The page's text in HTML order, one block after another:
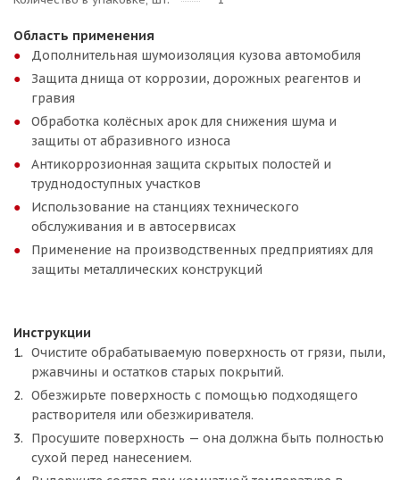
Область применения
Дополнительная шумоизоляция кузова автомобиля
Защита днища от коррозии, дорожных реагентов и
гравия
Обработка колёсных арок для снижения шума и
защиты от абразивного износа
Антикоррозионная защита скрытых полостей и
труднодоступных участков
Использование на станциях технического
обслуживания и в автосервисах
Применение на производственных предприятиях для
защиты металлических конструкций
Инструкции
Очистите обрабатываемую поверхность от грязи, пыли,
ржавчины и остатков старых покрытий.
Обезжирьте поверхность с помощью подходящего
растворителя или обезжиривателя.
Просушите поверхность — она должна быть полностью
сухой перед нанесением.